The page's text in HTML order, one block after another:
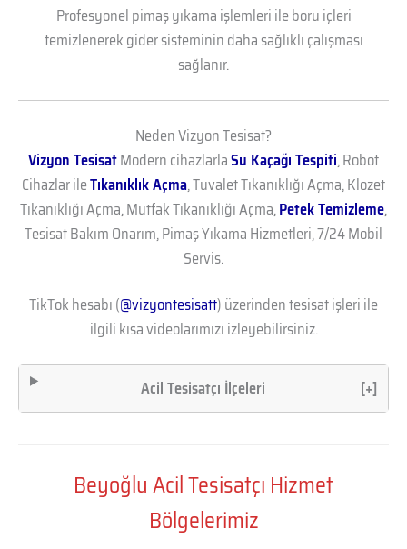
Profesyonel pimaş yıkama işlemleri ile boru içleri
temizlenerek gider sisteminin daha sağlıklı çalışması
sağlanır.
Neden Vizyon Tesisat?
Vizyon TesisatModern cihazlarlaSu Kaçağı Tespiti, Robot
Cihazlar ileTıkanıklık Açma, Tuvalet Tıkanıklığı Açma, Klozet
Tıkanıklığı Açma, Mutfak Tıkanıklığı Açma,Petek Temizleme,
Tesisat Bakım Onarım, Pimaş Yıkama Hizmetleri, 7/24 Mobil
Servis.
TikTok hesabı (@vizyontesisatt) üzerinden tesisat işleri ile
ilgili kısa videolarımızı izleyebilirsiniz.
Acil Tesisatçı İlçeleri [+]
Beyoğlu Acil Tesisatçı Hizmet
Bölgelerimiz